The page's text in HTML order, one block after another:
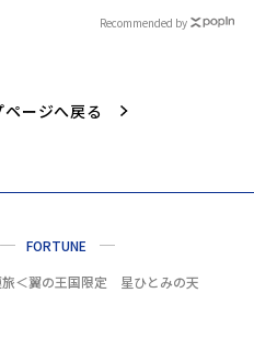
Recommended by
ージへ戻る
FORTUNE
旅＜翼の王国限定 星ひとみの天